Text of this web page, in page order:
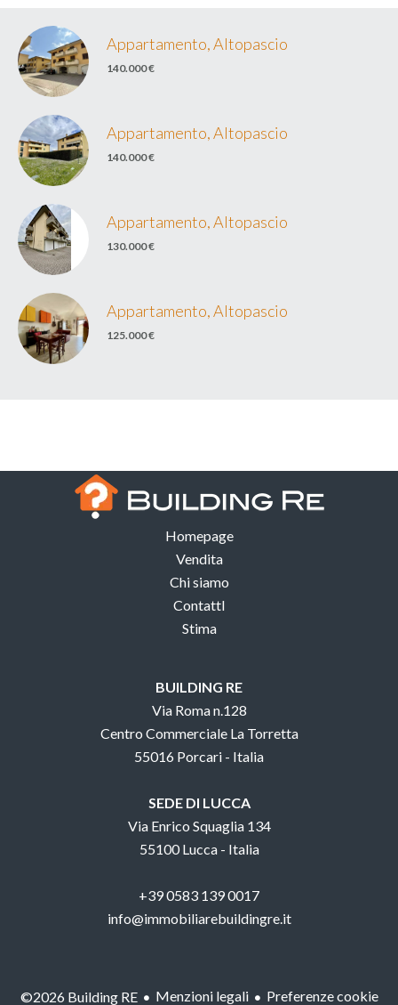
Appartamento, Altopascio
140.000 €
Appartamento, Altopascio
140.000 €
Appartamento, Altopascio
130.000 €
Appartamento, Altopascio
125.000 €
Homepage
Vendita
Chi siamo
ContattI
Stima
BUILDING RE
Via Roma n.128
Centro Commerciale La Torretta
55016 Porcari - Italia
SEDE DI LUCCA
Via Enrico Squaglia 134
55100 Lucca - Italia
+39 0583 139 0017
info@immobiliarebuildingre.it
©2026 Building RE Menzioni legali Preferenze cookie